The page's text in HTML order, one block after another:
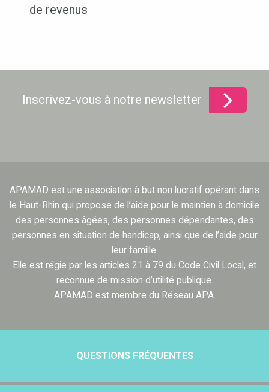
de revenus
Inscrivez-vous à notre newsletter
APAMAD est une association à but non lucratif opérant dans
le Haut-Rhin qui propose de l’aide pour le maintien à domicile
des personnes âgées, des personnes dépendantes, des
personnes en situation de handicap, ainsi que de l’aide pour
leur famille.
Elle est régie par les articles 21 à 79 du Code Civil Local, et
reconnue de mission d’utilité publique.
APAMAD est membre du Réseau APA.
QUESTIONS FRÉQUENTES